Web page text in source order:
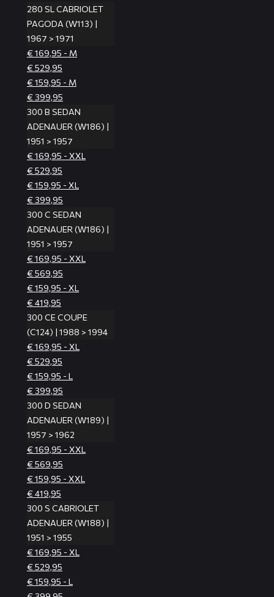
280 SL CABRIOLET
PAGODA (W113) |
1967 > 1971
€ 169,95 - M
€ 529,95
€ 159,95 - M
€ 399,95
300 B SEDAN
ADENAUER (W186) |
1951 > 1957
€ 169,95 - XXL
€ 529,95
€ 159,95 - XL
€ 399,95
300 C SEDAN
ADENAUER (W186) |
1951 > 1957
€ 169,95 - XXL
€ 569,95
€ 159,95 - XL
€ 419,95
300 CE COUPE
(C124) | 1988 > 1994
€ 169,95 - XL
€ 529,95
€ 159,95 - L
€ 399,95
300 D SEDAN
ADENAUER (W189) |
1957 > 1962
€ 169,95 - XXL
€ 569,95
€ 159,95 - XXL
€ 419,95
300 S CABRIOLET
ADENAUER (W188) |
1951 > 1955
€ 169,95 - XL
€ 529,95
€ 159,95 - L